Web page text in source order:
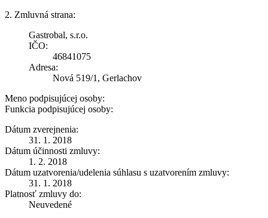
2. Zmluvná strana:
Gastrobal, s.r.o.
IČO:
46841075
Adresa:
Nová 519/1, Gerlachov
Meno podpisujúcej osoby:
Funkcia podpisujúcej osoby:
Dátum zverejnenia:
31. 1. 2018
Dátum účinnosti zmluvy:
1. 2. 2018
Dátum uzatvorenia/udelenia súhlasu s uzatvorením zmluvy:
31. 1. 2018
Platnosť zmluvy do:
Neuvedené